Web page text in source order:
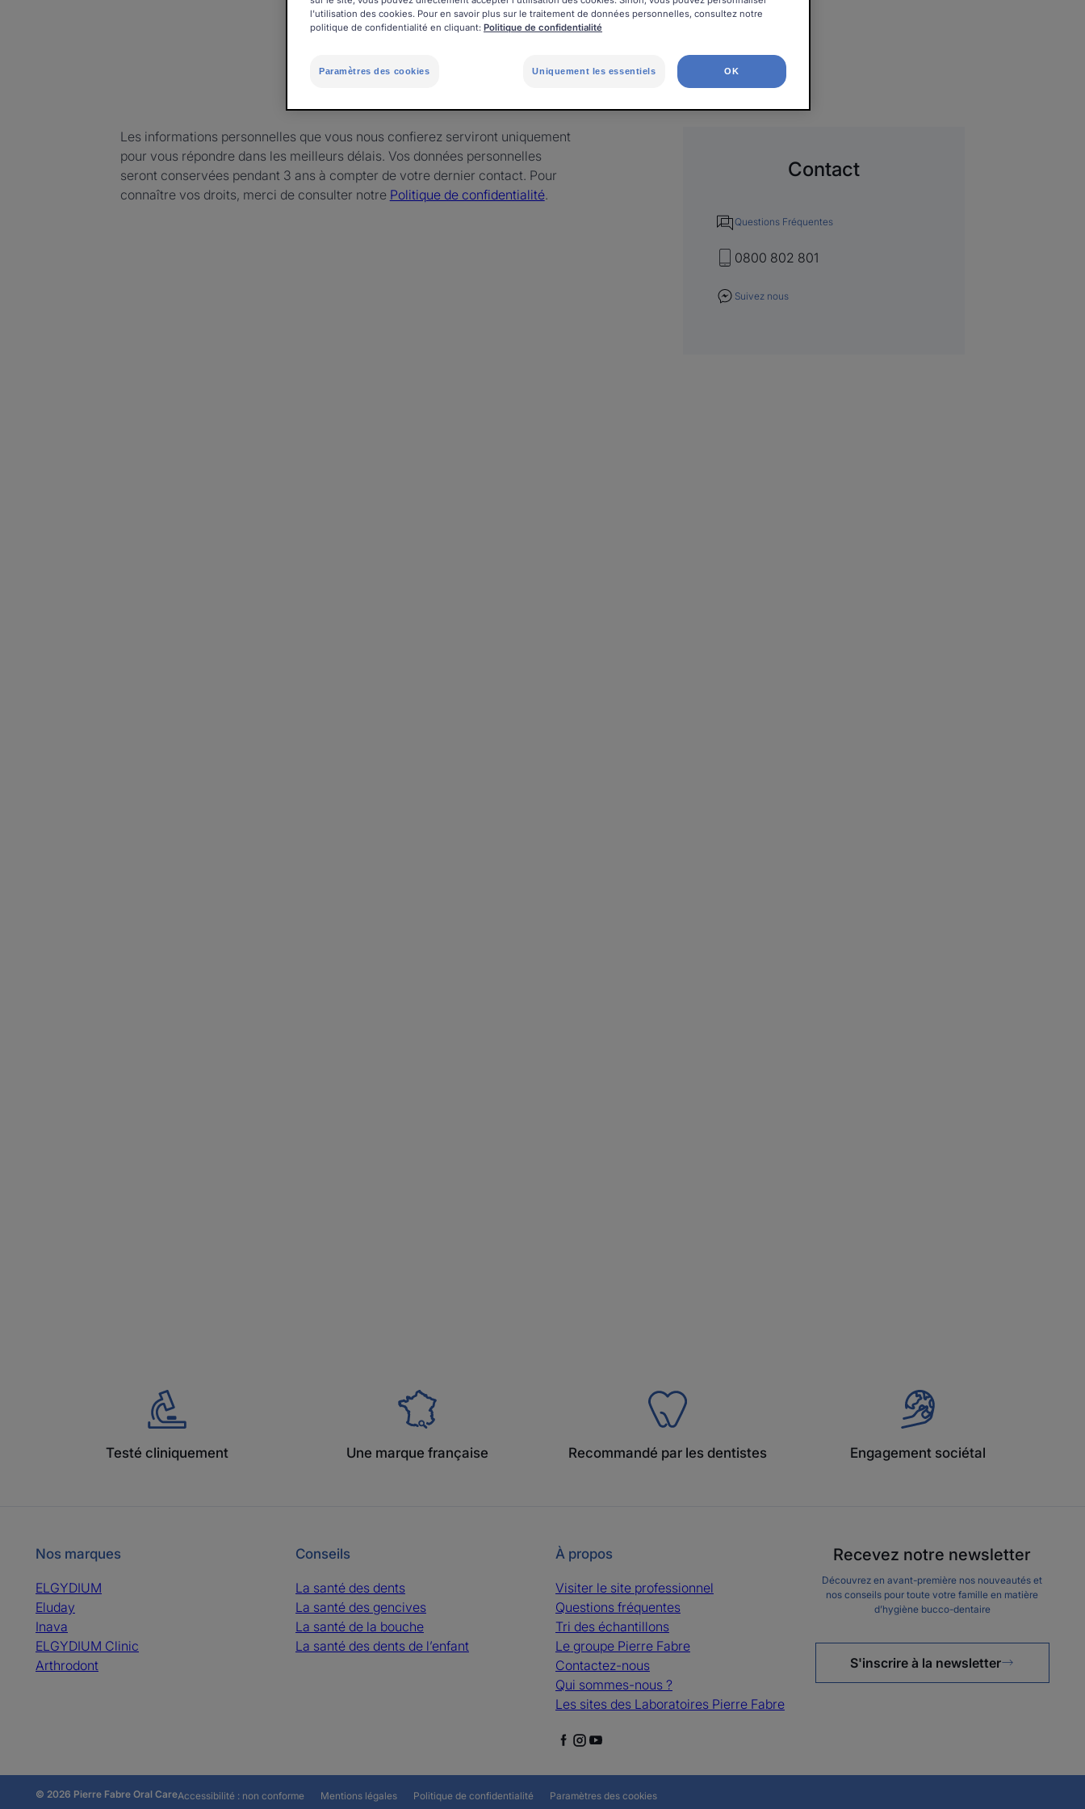
Les informations personnelles que vous nous confierez serviront uniquement
pour vous répondre dans les meilleurs délais. Vos données personnelles
seront conservées pendant 3 ans à compter de votre dernier contact. Pour
connaître vos droits, merci de consulter notre Politique de confidentialité.
Contact
Questions Fréquentes
0800 802 801
Suivez nous
Lancer mon diagnostic
Testé cliniquement Une marque française Recommandé par les dentistes Engagement sociétal
Recevez notre newsletter
Découvrez en avant-première nos nouveautés et
nos conseils pour toute votre famille en matière
d’hygiène bucco-dentaire
S'inscrire à la newsletter
Nos marques
ELGYDIUM
Eluday
Inava
ELGYDIUM Clinic
Arthrodont
Conseils
La santé des dents
La santé des gencives
La santé de la bouche
La santé des dents de l’enfant
À propos
Visiter le site professionnel
Questions fréquentes
Tri des échantillons
Le groupe Pierre Fabre
Contactez-nous
Qui sommes-nous ?
Les sites des Laboratoires Pierre Fabre
Accessibilité : non conforme Mentions légales Politique de confidentialité Paramètres des cookies
© 2026 Pierre Fabre Oral Care
l'utilisation des cookies. Pour en savoir plus sur le traitement de données personnelles, consultez notre
politique de confidentialité en cliquant: Politique de confidentialité
Paramètres des cookies Uniquement les essentiels OK